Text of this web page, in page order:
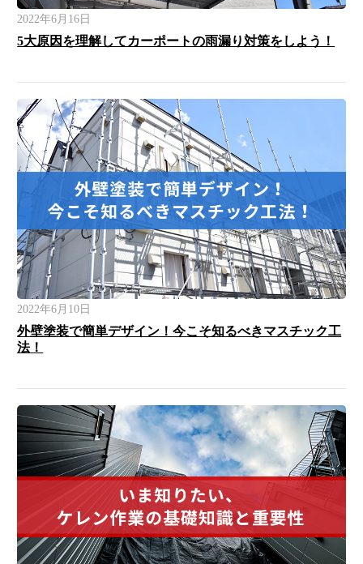
2022年6月16日
5大原因を理解してカーポートの雨漏り対策をしよう！
2022年6月10日
外壁塗装で簡単デザイン！今こそ知るべきマスチック工
法！